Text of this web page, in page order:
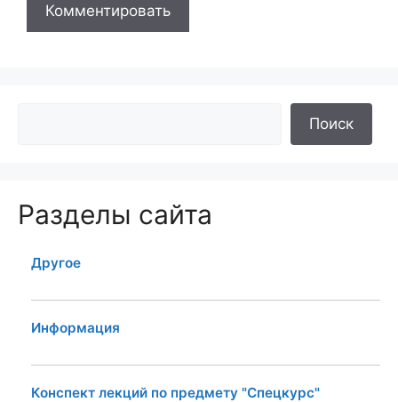
Поиск
Разделы сайта
Другое
Информация
Конспект лекций по предмету "Спецкурс"